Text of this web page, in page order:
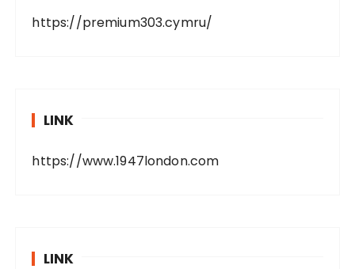
https://premium303.cymru/
LINK
https://www.1947london.com
LINK